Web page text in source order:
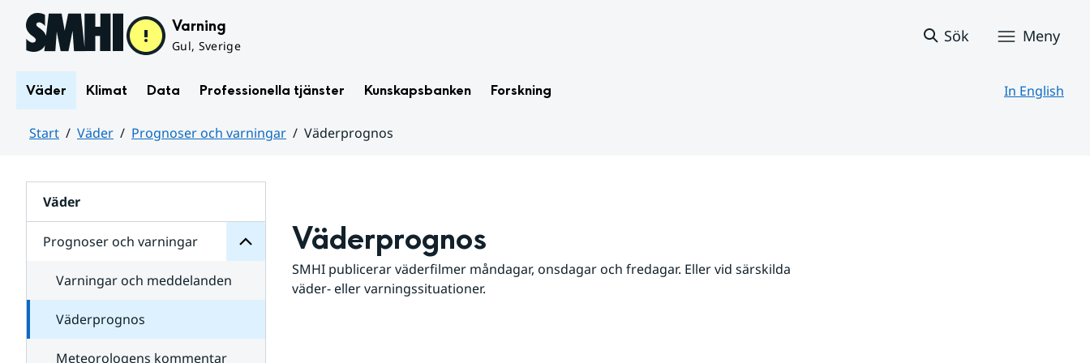
Hoppa till sidans innehåll Varning
Gul, Sverige
Sök Meny
Väder Klimat Data Professionella tjänster Kunskapsbanken Forskning In English
Start Väder Prognoser och varningar
Väderprognos
Väder
Prognoser och varningar
för
varningar
Varningar och meddelanden
Väderprognos
Meteorologens kommentar
Väderprognos
SMHI publicerar väderfilmer måndagar, onsdagar och fredagar. Eller vid särskilda
väder- eller varningssituationer.